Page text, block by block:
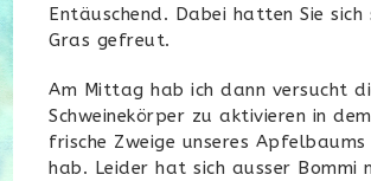
Entäuschend. Dabei hatten Sie sich
Gras gefreut.
Am Mittag hab ich dann versucht
Schweinekörper zu aktivieren in
frische Zweige unseres Apfelbaums
hab. Leider hat sich ausser Bommi